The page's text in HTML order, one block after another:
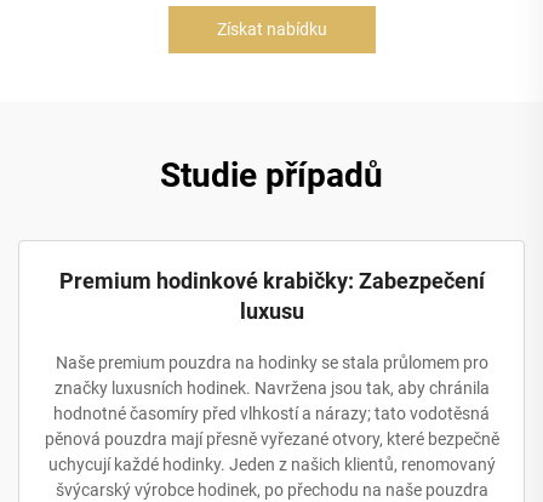
Získat nabídku
Studie případů
Premium hodinkové krabičky: Zabezpečení
luxusu
Naše premium pouzdra na hodinky se stala průlomem pro
značky luxusních hodinek. Navržena jsou tak, aby chránila
hodnotné časomíry před vlhkostí a nárazy; tato vodotěsná
pěnová pouzdra mají přesně vyřezané otvory, které bezpečně
uchycují každé hodinky. Jeden z našich klientů, renomovaný
švýcarský výrobce hodinek, po přechodu na naše pouzdra